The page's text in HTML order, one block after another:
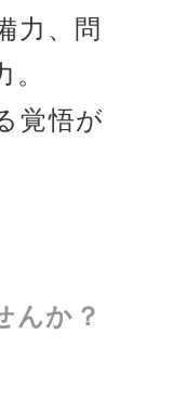
力、問
覚悟が
んか？